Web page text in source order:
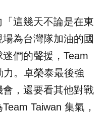
這幾天不論是在東
為台灣隊加油的國
們的聲援，Team
力。卓榮泰最後強
，還要看其他對戰
Taiwan 集氣，